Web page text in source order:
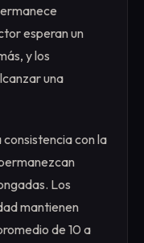
esperan un
y los
una
consistencia con la
Los
mantienen
de 10 a